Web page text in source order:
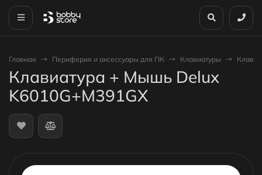
Главная Периферия и аксессуары для ПК Клавиатуры
Клавиатура + Мышь Delux
K6010G+M391GX